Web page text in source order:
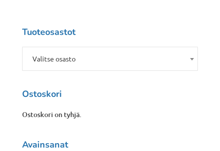
Tuoteosastot
Valitse osasto
Ostoskori
Ostoskori on tyhjä.
Avainsanat